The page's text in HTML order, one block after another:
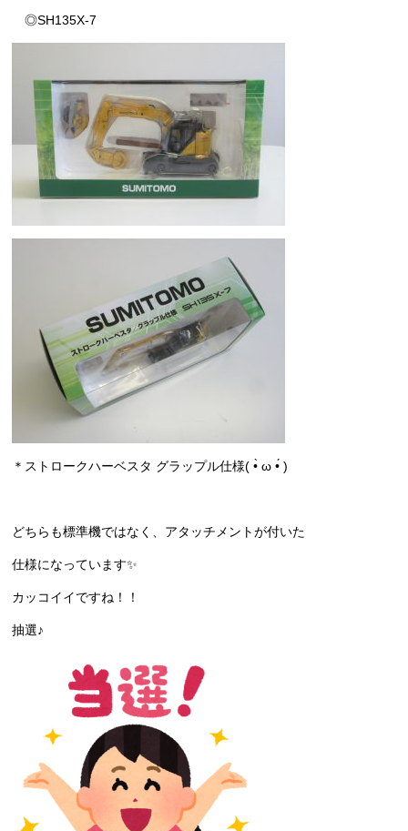
◎SH135X-7
＊ストロークハーベスタ グラップル仕様( •̀ ω •́ )
どちらも標準機ではなく、アタッチメントが付いた
仕様になっています✨
カッコイイですね！！
抽選♪